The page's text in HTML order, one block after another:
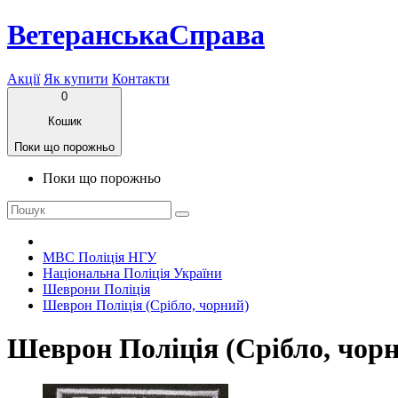
ВетеранськаСправа
Акції Як купити Контакти
0
Кошик
Поки що порожньо
Поки що порожньо
МВС Поліція НГУ
Національна Поліція України
Шеврони Поліція
Шеврон Поліція (Срібло, чорний)
Шеврон Поліція (Срібло,